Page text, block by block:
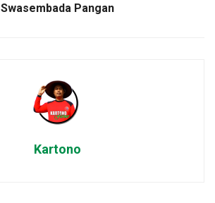
Swasembada Pangan
Kartono